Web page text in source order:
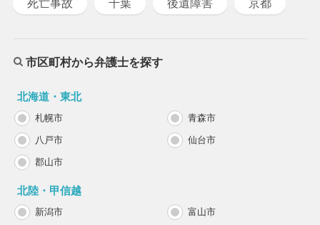
死亡事故 千葉 後遺障害 京都
市区町村から弁護士を探す
北海道・東北
札幌市 青森市
八戸市 仙台市
郡山市
北陸・甲信越
新潟市 富山市